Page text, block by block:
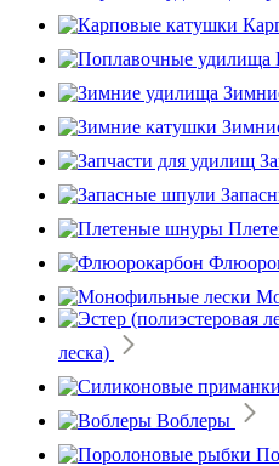
леска)
Воблеры